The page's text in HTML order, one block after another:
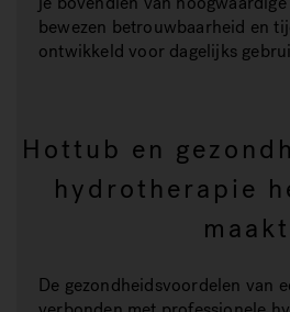
bewezen betrouwbaarheid en
ontwikkeld voor dagelijks
Hottub en
hydrotherapie
maakt
De gezondheidsvoordelen van